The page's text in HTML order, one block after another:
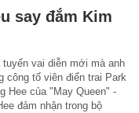
say đắm Kim
tuyến vai diễn mới mà anh
công tố viên điển trai Park
Hee của "May Queen" -
đảm nhận trong bộ